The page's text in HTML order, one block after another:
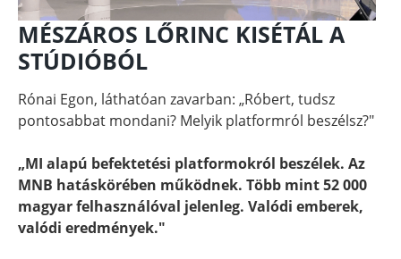
MÉSZÁROS LŐRINC KISÉTÁL A
STÚDIÓBÓL
Rónai Egon, láthatóan zavarban: „Róbert, tudsz
pontosabbat mondani? Melyik platformról beszélsz?"
„MI alapú befektetési platformokról beszélek. Az
MNB hatáskörében működnek. Több mint 52 000
magyar felhasználóval jelenleg. Valódi emberek,
valódi eredmények."